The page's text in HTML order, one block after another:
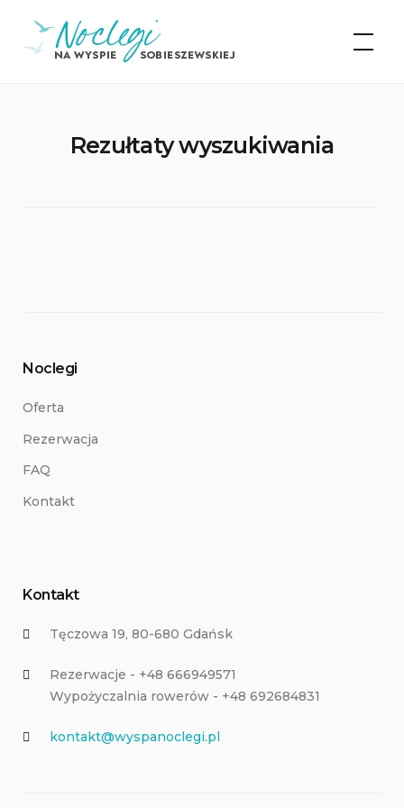
content
Noclegi na Wyspie
Sobieszewskiej
Rezułtaty wyszukiwania
Noclegi
Oferta
Rezerwacja
FAQ
Kontakt
Kontakt
Tęczowa 19, 80-680 Gdańsk
Rezerwacje - +48 666949571
Wypożyczalnia rowerów - +48 692684831
kontakt@wyspanoclegi.pl